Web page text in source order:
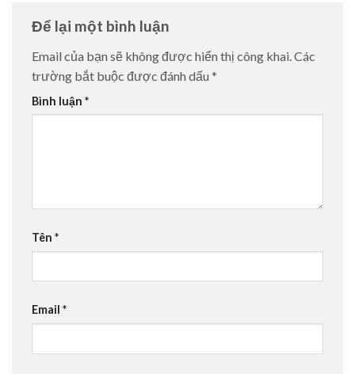
Để lại một bình luận
Email của bạn sẽ không được hiển thị công khai. Các
trường bắt buộc được đánh dấu *
Bình luận *
Tên *
Email *